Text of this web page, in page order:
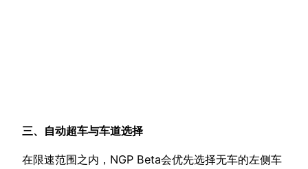
三、自动超车与车道选择
在限速范围之内，NGP Beta会优先选择无车的左侧车